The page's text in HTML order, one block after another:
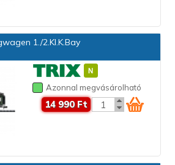
1./2.Kl.K.Bay
Azonnal megvásárolható
14 990 Ft